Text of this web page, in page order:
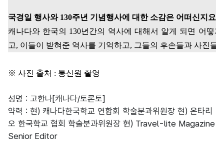
국경일 행사와 130주년 기념행사에 대한 소감은 어떠신지요
캐나다와 한국의 130년간의 역사에 대해서 알게 되면 어떻
고, 이들이 받혀준 역사를 기억하고, 그들의 후손들과 사진들
※ 사진 출처 : 통신원 촬영
성명 : 고한나[캐나다/토론토]
약력 : 현) 캐나다한국학교 연합회 학술분과위원장 현) 온타리
오 한국학교 협회 학술분과위원장 현) Travel-lite Magazine
Senior Editor